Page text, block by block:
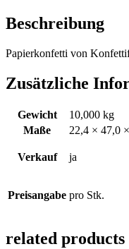
Beschreibung
Papierkonfetti von
Zusätzliche
Gewicht
10,000 kg
Maße
22,4 × 47,0
Verkauf ja
Preisangabe pro Stk.
related products